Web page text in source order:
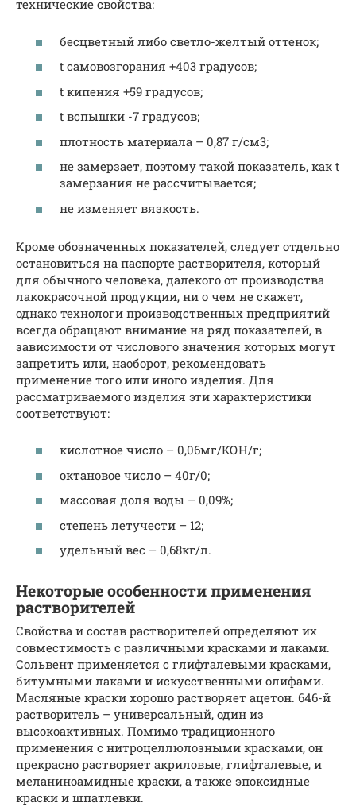
технические свойства:
бесцветный либо светло-желтый оттенок;
t самовозгорания +403 градусов;
t кипения +59 градусов;
t вспышки -7 градусов;
плотность материала – 0,87 г/см3;
не замерзает, поэтому такой показатель, как t
замерзания не рассчитывается;
не изменяет вязкость.
Кроме обозначенных показателей, следует отдельно
остановиться на паспорте растворителя, который
для обычного человека, далекого от производства
лакокрасочной продукции, ни о чем не скажет,
однако технологи производственных предприятий
всегда обращают внимание на ряд показателей, в
зависимости от числового значения которых могут
запретить или, наоборот, рекомендовать
применение того или иного изделия. Для
рассматриваемого изделия эти характеристики
соответствуют:
кислотное число – 0,06мг/КОН/г;
октановое число – 40г/0;
массовая доля воды – 0,09%;
степень летучести – 12;
удельный вес – 0,68кг/л.
Некоторые особенности применения
растворителей
Свойства и состав растворителей определяют их
совместимость с различными красками и лаками.
Сольвент применяется с глифталевыми красками,
битумными лаками и искусственными олифами.
Масляные краски хорошо растворяет ацетон. 646-й
растворитель – универсальный, один из
высокоактивных. Помимо традиционного
применения с нитроцеллюлозными красками, он
прекрасно растворяет акриловые, глифталевые, и
меланиноамидные краски, а также эпоксидные
краски и шпатлевки.